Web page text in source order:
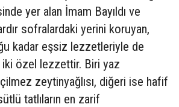
yer alan İmam Bayıldı ve
sofralardaki yerini koruyan,
kadar eşsiz lezzetleriyle de
iki özel lezzettir. Biri yaz
zeytinyağlısı, diğeri ise hafif
tatlıların en zarif